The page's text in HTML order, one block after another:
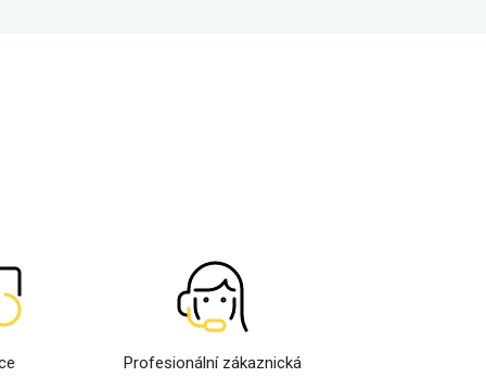
Profesionální zákaznická